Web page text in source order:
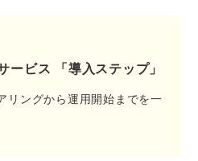
ービス 「導入ステップ」
リングから運用開始までを一